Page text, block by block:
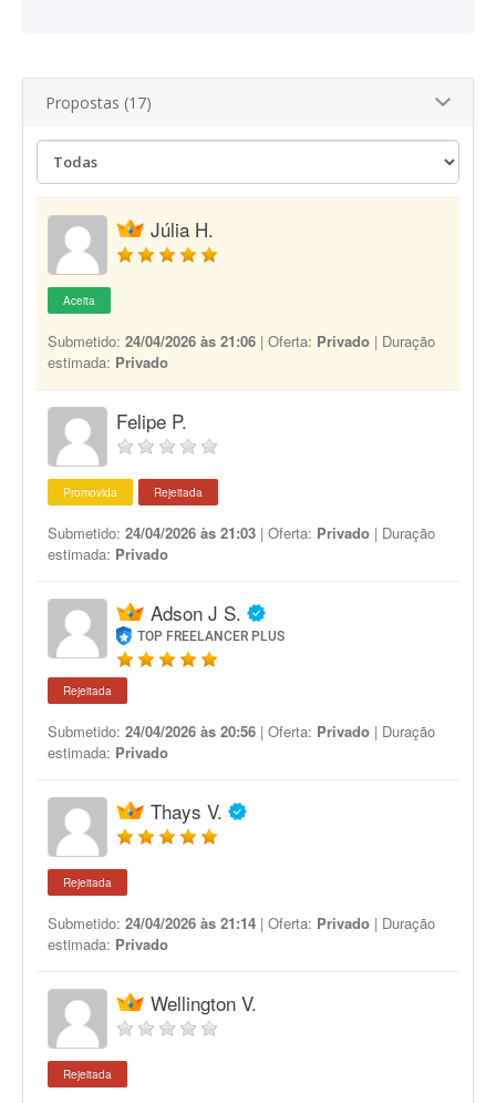
Propostas (17)
Júlia H.
Aceita
Submetido: 24/04/2026 às 21:06 | Oferta: Privado | Duração
estimada: Privado
Felipe P.
Promovida Rejeitada
Submetido: 24/04/2026 às 21:03 | Oferta: Privado | Duração
estimada: Privado
Adson J S.
TOP FREELANCER PLUS
Rejeitada
Submetido: 24/04/2026 às 20:56 | Oferta: Privado | Duração
estimada: Privado
Thays V.
Rejeitada
Submetido: 24/04/2026 às 21:14 | Oferta: Privado | Duração
estimada: Privado
Wellington V.
Rejeitada